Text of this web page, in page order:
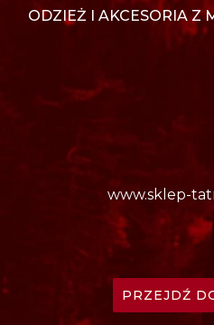
ODZIEŻ I AKCESORIA Z
www.sklep-
PRZEJDŹ